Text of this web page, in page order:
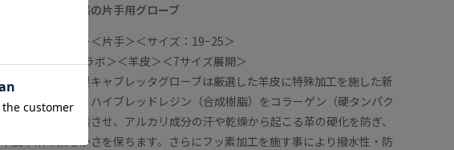
抜群のフィット感の片手用グローブ
＜ユニセックス＞＜片手＞＜サイズ：19−25＞
＜ForesaLinkコラボ＞＜羊皮＞＜7サイズ展開＞
フォーサリンク製キャブレッタグローブは厳選した羊皮に特殊加工を施した新
開発素材を使用。ハイブレッドレジン（合成樹脂）をコラーゲン（硬タンパク
質）繊維層に浸透させ、アルカリ成分の汗や乾燥から起こる革の硬化を防ぎ、
羊皮本来の柔らかさを保ちます。さらにフッ素加工を施す事により撥水性・防